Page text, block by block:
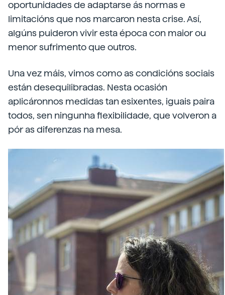
oportunidades de adaptarse ás normas e
limitacións que nos marcaron nesta crise. Así,
algúns puideron vivir esta época con maior ou
menor sufrimento que outros.
Una vez máis, vimos como as condicións sociais
están desequilibradas. Nesta ocasión
aplicáronnos medidas tan esixentes, iguais paira
todos, sen ningunha flexibilidade, que volveron a
pór as diferenzas na mesa.